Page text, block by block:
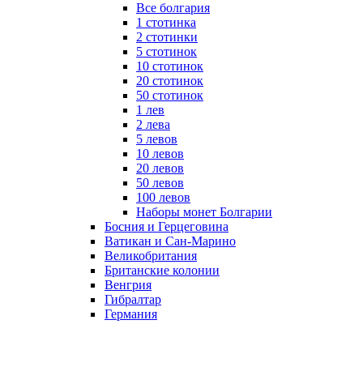
Все болгария
1 стотинка
2 стотинки
5 стотинок
10 стотинок
20 стотинок
50 стотинок
1 лев
2 лева
5 левов
10 левов
20 левов
50 левов
100 левов
Наборы монет Болгарии
Босния и Герцеговина
Ватикан и Сан-Марино
Великобритания
Британские колонии
Венгрия
Гибралтар
Германия